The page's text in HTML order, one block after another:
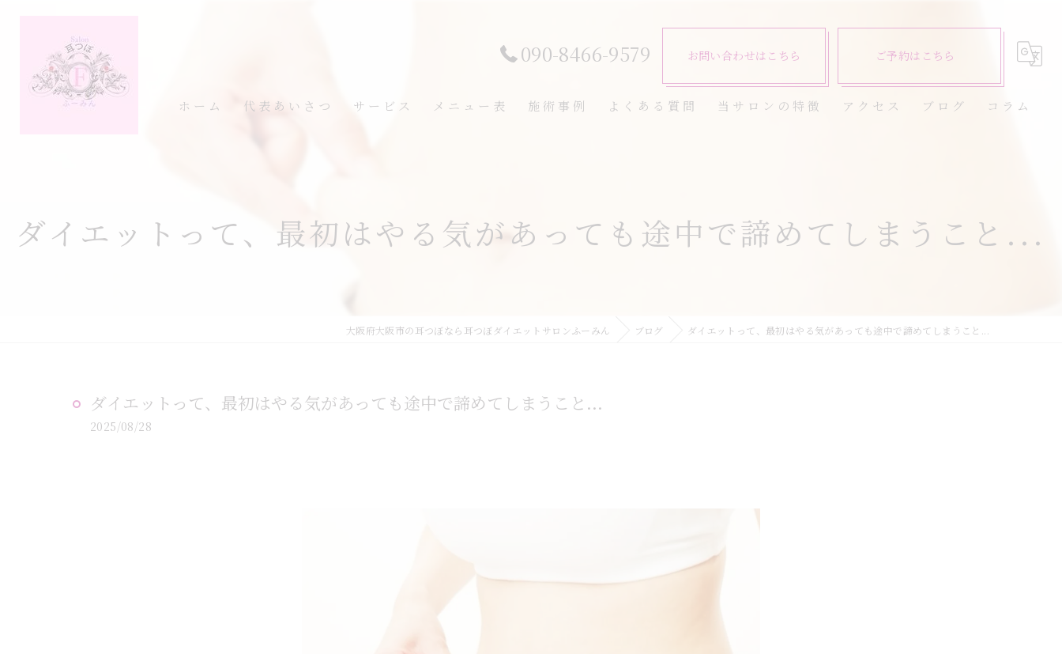
090-8466-9579 お問い合わせはこちら ご予約はこちら
ホーム 代表あいさつ サービス メニュー表 施術事例 よくある質問 当サロンの特徴
美容エステ
アクセス ブログ コラム
ダイエットって、最初はやる気があっても途中で諦めてしまうこと...
大阪府大阪市の耳つぼなら耳つぼダイエットサロンふーみん ブログ ダイエットって、最初はやる気があっても途中で諦めてしまうこと...
ダイエットって、最初はやる気があっても途中で諦めてしまうこと...
2025/08/28